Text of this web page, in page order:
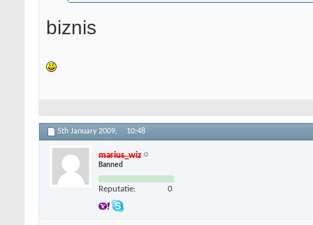
biznis
5th January 2009, 10:48
marius_wiz
Banned
Reputatie: 0